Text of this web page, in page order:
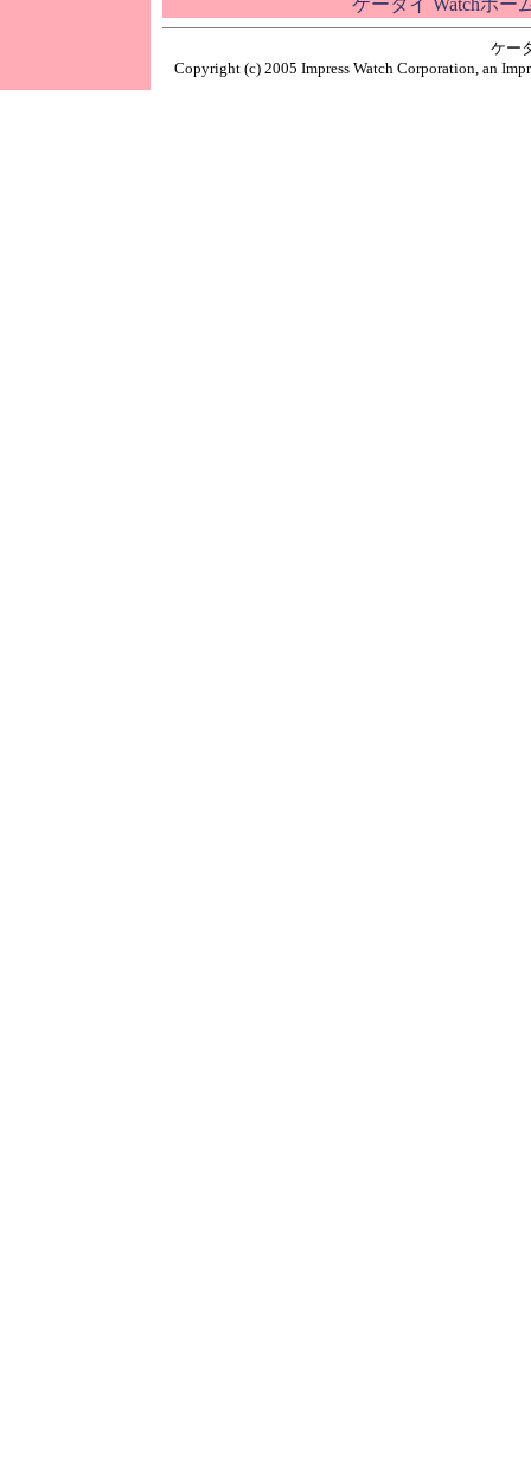
ケータイ Watchホー
ケー
Copyright (c) 2005 Impress Watch Corporation, an